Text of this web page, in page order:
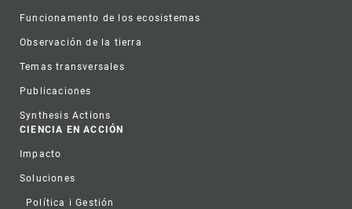
Funcionamento de los ecosistemas
Observación de la tierra
Temas transversales
Publicaciones
Synthesis Actions
CIENCIA EN ACCIÓN
Impacto
Soluciones
Política i Gestión